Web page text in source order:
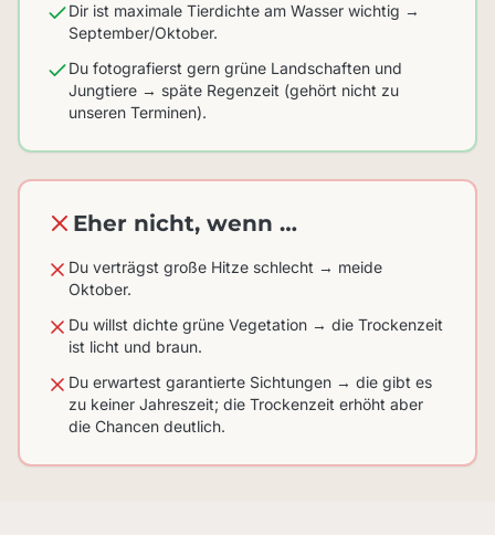
Dir ist maximale Tierdichte am Wasser wichtig →
September/Oktober.
Du fotografierst gern grüne Landschaften und
Jungtiere → späte Regenzeit (gehört nicht zu
unseren Terminen).
Eher nicht, wenn …
Du verträgst große Hitze schlecht → meide
Oktober.
Du willst dichte grüne Vegetation → die Trockenzeit
ist licht und braun.
Du erwartest garantierte Sichtungen → die gibt es
zu keiner Jahreszeit; die Trockenzeit erhöht aber
die Chancen deutlich.